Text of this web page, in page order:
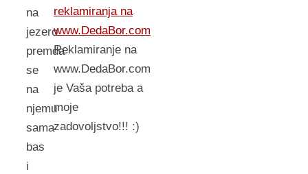
na
jezero
premda
se
na
njemu
sama
bas
i
reklamiranja na
www.DedaBor.com
Reklamiranje na
www.DedaBor.com
je Vaša potreba a
moje
zadovoljstvo!!! :)